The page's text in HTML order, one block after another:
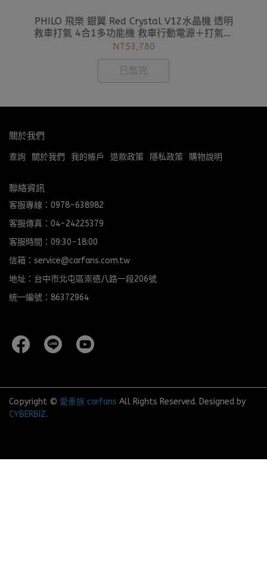
PHILO 飛樂 銀翼 Red Crystal V12水晶機 透明
救車打氣 4合1多功能機 救車行動電源＋打氣機
可用飛樂 STP12 PRO
NT$3,780
已售完
關於我們
查詢 關於我們 我的帳戶 退款政策 隱私政策 購物說明
聯絡資訊
客服專線：0978-638982
客服傳真：04-24225379
客服時間：09:30-18:00
信箱：service@carfans.com.tw
地址：台中市北屯區崇德八路一段206號
統一編號：86372964
Copyright © 愛車族 carfans All Rights Reserved. Designed by
CYBERBIZ.